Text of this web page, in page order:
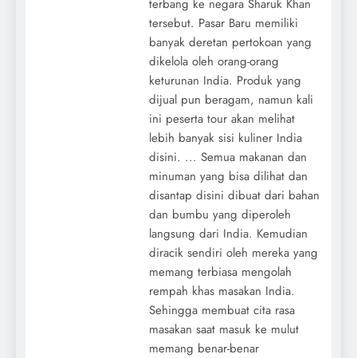
terbang ke negara Sharuk Khan
tersebut. Pasar Baru memiliki
banyak deretan pertokoan yang
dikelola oleh orang-orang
keturunan India. Produk yang
dijual pun beragam, namun kali
ini peserta tour akan melihat
lebih banyak sisi kuliner India
disini. ... Semua makanan dan
minuman yang bisa dilihat dan
disantap disini dibuat dari bahan
dan bumbu yang diperoleh
langsung dari India. Kemudian
diracik sendiri oleh mereka yang
memang terbiasa mengolah
rempah khas masakan India.
Sehingga membuat cita rasa
masakan saat masuk ke mulut
memang benar-benar